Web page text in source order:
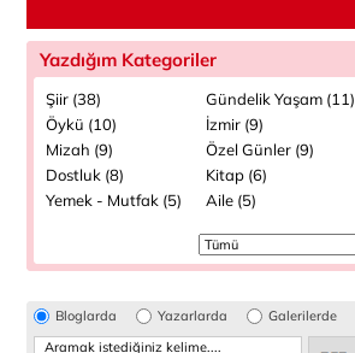
Yazdığım Kategoriler
Şiir (38)
Gündelik Yaşam (11)
Öykü (10)
İzmir (9)
Mizah (9)
Özel Günler (9)
Dostluk (8)
Kitap (6)
Yemek - Mutfak (5)
Aile (5)
Bloglarda Yazarlarda Galerilerde